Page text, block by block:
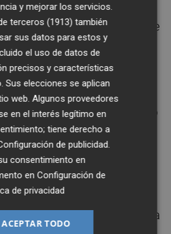
de 2013 y después
por Amadeo Salvo le
contaba con él.
repasando su última
de comunicación, en
la actualidad, como
del crecimiento deportivo
Desde elHotel NH
Con la colaboración
Javier Subirats, Robert
Rodríguez y Luis Furió
deValencia CF, RTVV,
Ser. Foto de portada
y mejorar los servicios.
terceros (1913) también
sus datos para estos y
el uso de datos de
precisos y características
Sus elecciones se aplican
web. Algunos proveedores
en el interés legítimo en
tiene derecho a
de publicidad
consentimiento en
enConfiguración de
de privacidad
ACEPTAR TODO